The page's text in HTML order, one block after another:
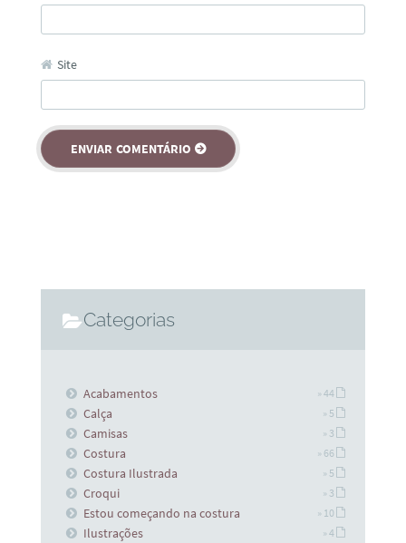
Site
Categorias
Acabamentos » 44
Calça » 5
Camisas » 3
Costura » 66
Costura Ilustrada » 5
Croqui » 3
Estou começando na costura » 10
Ilustrações » 4